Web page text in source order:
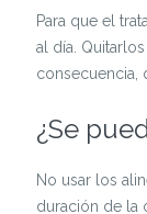
Para que el
al día.
consecuencia,
¿Se
No usar los
duración de la